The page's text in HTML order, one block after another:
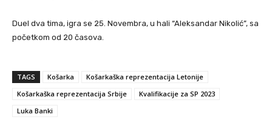
Duel dva tima, igra se 25. Novembra, u hali “Aleksandar Nikolić”, sa
početkom od 20 časova.
TAGS Košarka
Košarkaška reprezentacija Letonije
Košarkaška reprezentacija Srbije
Kvalifikacije za SP 2023
Luka Banki